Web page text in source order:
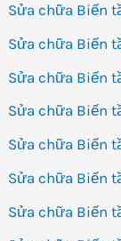
Sửa chữa Biến
Sửa chữa Biến
Sửa chữa Biến
Sửa chữa Biến
Sửa chữa Biến
Sửa chữa Biến
Sửa chữa Biến